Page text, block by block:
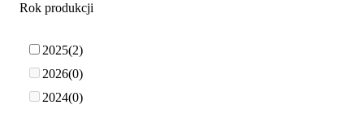
Rok produkcji
2025 2
2026 0
2024 0